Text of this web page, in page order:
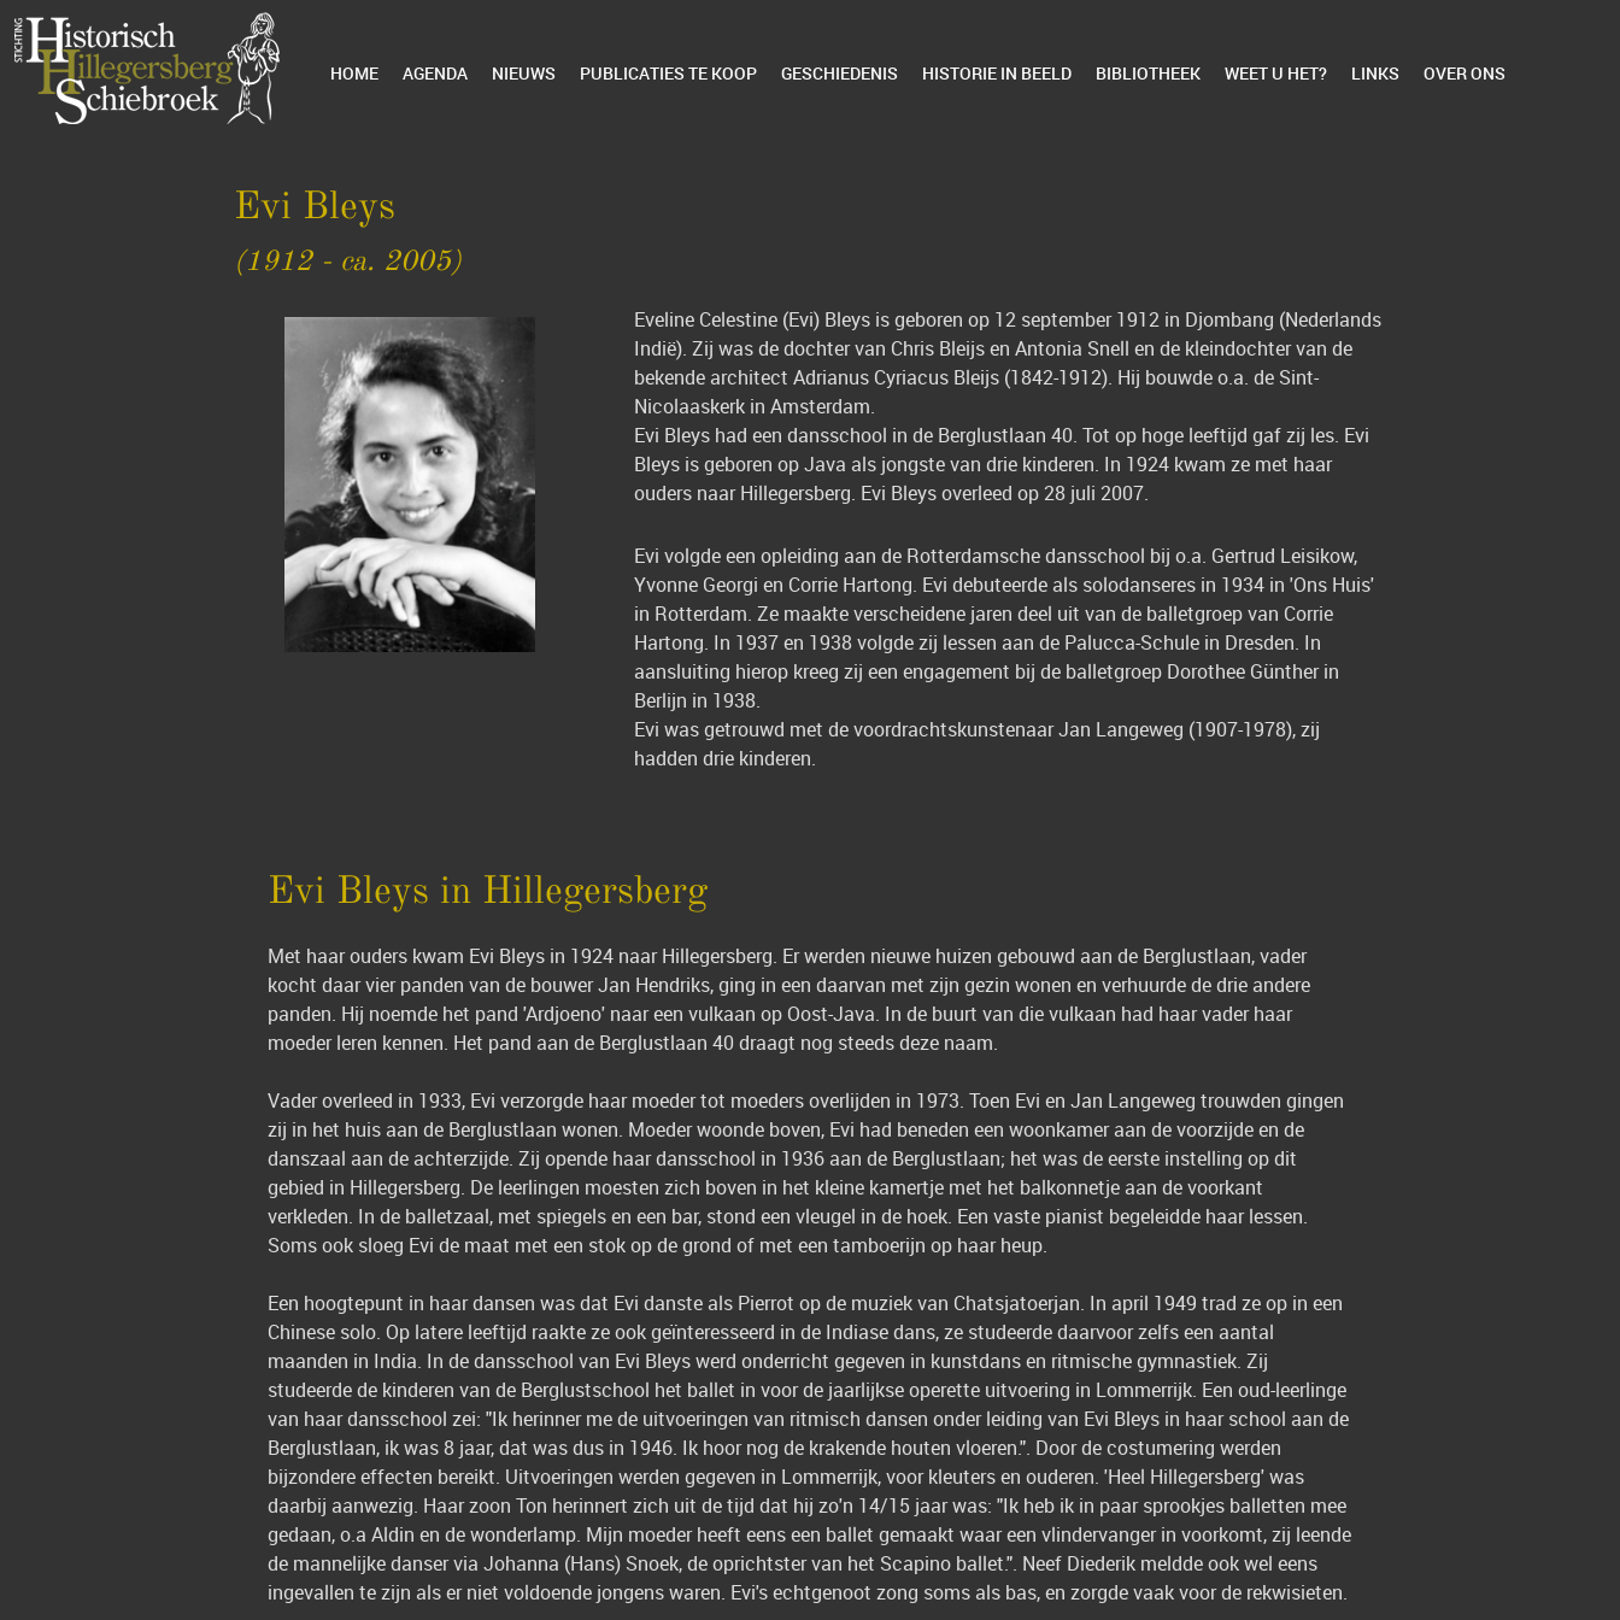
HOME AGENDA NIEUWS PUBLICATIES TE KOOP GESCHIEDENIS HISTORIE IN BEELD BIBLIOTHEEK WEET U HET? LINKS OVER ONS
Evi Bleys
(1912 - ca. 2005)
Eveline Celestine (Evi) Bleys is geboren op 12 september 1912 in Djombang (Nederlands
Indië). Zij was de dochter van Chris Bleijs en Antonia Snell en de kleindochter van de
bekende architect Adrianus Cyriacus Bleijs (1842-1912). Hij bouwde o.a. de Sint-
Nicolaaskerk in Amsterdam.
Evi Bleys had een dansschool in de Berglustlaan 40. Tot op hoge leeftijd gaf zij les. Evi
Bleys is geboren op Java als jongste van drie kinderen. In 1924 kwam ze met haar
ouders naar Hillegersberg. Evi Bleys overleed op 28 juli 2007.
Evi volgde een opleiding aan de Rotterdamsche dansschool bij o.a. Gertrud Leisikow,
Yvonne Georgi en Corrie Hartong. Evi debuteerde als solodanseres in 1934 in 'Ons Huis'
in Rotterdam. Ze maakte verscheidene jaren deel uit van de balletgroep van Corrie
Hartong. In 1937 en 1938 volgde zij lessen aan de Palucca-Schule in Dresden. In
aansluiting hierop kreeg zij een engagement bij de balletgroep Dorothee Günther in
Berlijn in 1938.
Evi was getrouwd met de voordrachtskunstenaar Jan Langeweg (1907-1978), zij
hadden drie kinderen.
Evi Bleys in Hillegersberg
Met haar ouders kwam Evi Bleys in 1924 naar Hillegersberg. Er werden nieuwe huizen gebouwd aan de Berglustlaan, vader
kocht daar vier panden van de bouwer Jan Hendriks, ging in een daarvan met zijn gezin wonen en verhuurde de drie andere
panden. Hij noemde het pand 'Ardjoeno' naar een vulkaan op Oost-Java. In de buurt van die vulkaan had haar vader haar
moeder leren kennen. Het pand aan de Berglustlaan 40 draagt nog steeds deze naam.
Vader overleed in 1933, Evi verzorgde haar moeder tot moeders overlijden in 1973. Toen Evi en Jan Langeweg trouwden gingen
zij in het huis aan de Berglustlaan wonen. Moeder woonde boven, Evi had beneden een woonkamer aan de voorzijde en de
danszaal aan de achterzijde. Zij opende haar dansschool in 1936 aan de Berglustlaan; het was de eerste instelling op dit
gebied in Hillegersberg. De leerlingen moesten zich boven in het kleine kamertje met het balkonnetje aan de voorkant
verkleden. In de balletzaal, met spiegels en een bar, stond een vleugel in de hoek. Een vaste pianist begeleidde haar lessen.
Soms ook sloeg Evi de maat met een stok op de grond of met een tamboerijn op haar heup.
Een hoogtepunt in haar dansen was dat Evi danste als Pierrot op de muziek van Chatsjatoerjan. In april 1949 trad ze op in een
Chinese solo. Op latere leeftijd raakte ze ook geïnteresseerd in de Indiase dans, ze studeerde daarvoor zelfs een aantal
maanden in India. In de dansschool van Evi Bleys werd onderricht gegeven in kunstdans en ritmische gymnastiek. Zij
studeerde de kinderen van de Berglustschool het ballet in voor de jaarlijkse operette uitvoering in Lommerrijk. Een oud-leerlinge
van haar dansschool zei: "Ik herinner me de uitvoeringen van ritmisch dansen onder leiding van Evi Bleys in haar school aan de
Berglustlaan, ik was 8 jaar, dat was dus in 1946. Ik hoor nog de krakende houten vloeren.". Door de costumering werden
bijzondere effecten bereikt. Uitvoeringen werden gegeven in Lommerrijk, voor kleuters en ouderen. 'Heel Hillegersberg' was
daarbij aanwezig. Haar zoon Ton herinnert zich uit de tijd dat hij zo'n 14/15 jaar was: "Ik heb ik in paar sprookjes balletten mee
gedaan, o.a Aldin en de wonderlamp. Mijn moeder heeft eens een ballet gemaakt waar een vlindervanger in voorkomt, zij leende
de mannelijke danser via Johanna (Hans) Snoek, de oprichtster van het Scapino ballet.". Neef Diederik meldde ook wel eens
ingevallen te zijn als er niet voldoende jongens waren. Evi's echtgenoot zong soms als bas, en zorgde vaak voor de rekwisieten.